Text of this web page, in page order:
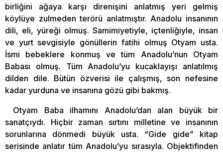
birliğini ağaya karşı direnişini anlatmış yeri gelmiş
köylüye zulmeden terörü anlatmıştır. Anadolu insanının
dili, eli, yüreği olmuş. Samimiyetiyle, içtenliğiyle, insan
ve yurt sevgisiyle gönüllerin fatihi olmuş Otyam usta.
İsmi bebeklere konmuş ve tüm Anadolu’nun Otyam
Babası olmuş. Tüm Anadolu’yu kucaklayışı anlatılmış
dilden dile. Bütün özverisi ile çalışmış, son nefesine
kadar yurduna ve insanına gözü gibi bakmış.
Otyam Baba ilhamını Anadolu’dan alan büyük bir
sanatçıydı. Hiçbir zaman sırtını milletine ve insanının
sorunlarına dönmedi büyük usta. “Gide gide” kitap
serisinde anlatır tüm Anadolu’yu sırasıyla. Objektifinden